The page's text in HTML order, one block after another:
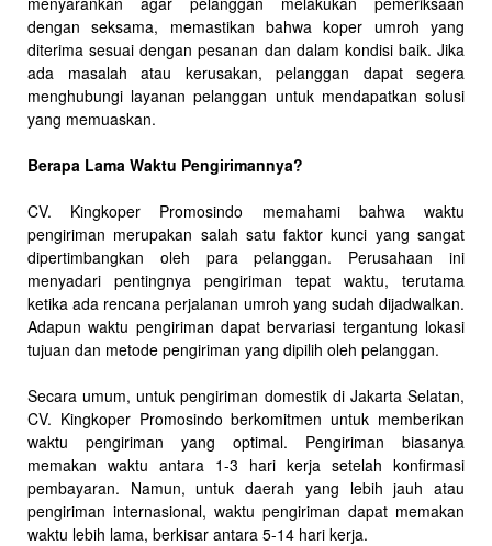
dengan seksama, memastikan bahwa koper umroh yang
diterima sesuai dengan pesanan dan dalam kondisi baik. Jika
ada masalah atau kerusakan, pelanggan dapat segera
menghubungi layanan pelanggan untuk mendapatkan solusi
yang memuaskan.
Berapa Lama Waktu Pengirimannya?
CV. Kingkoper Promosindo memahami bahwa waktu
pengiriman merupakan salah satu faktor kunci yang sangat
dipertimbangkan oleh para pelanggan. Perusahaan ini
menyadari pentingnya pengiriman tepat waktu, terutama
ketika ada rencana perjalanan umroh yang sudah dijadwalkan.
Adapun waktu pengiriman dapat bervariasi tergantung lokasi
tujuan dan metode pengiriman yang dipilih oleh pelanggan.
Secara umum, untuk pengiriman domestik di Jakarta Selatan,
CV. Kingkoper Promosindo berkomitmen untuk memberikan
waktu pengiriman yang optimal. Pengiriman biasanya
memakan waktu antara 1-3 hari kerja setelah konfirmasi
pembayaran. Namun, untuk daerah yang lebih jauh atau
pengiriman internasional, waktu pengiriman dapat memakan
waktu lebih lama, berkisar antara 5-14 hari kerja.